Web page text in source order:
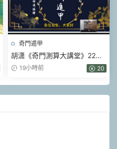
奇門遁甲
胡潇《奇門測算大講堂》22集
視頻19小時前 20